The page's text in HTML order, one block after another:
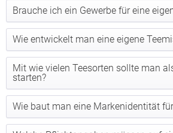
Brauche ich ein Gewerbe für eine
Wie entwickelt man eine eigene
Mit wie vielen Teesorten sollte man
starten?
Wie baut man eine Markenidentität